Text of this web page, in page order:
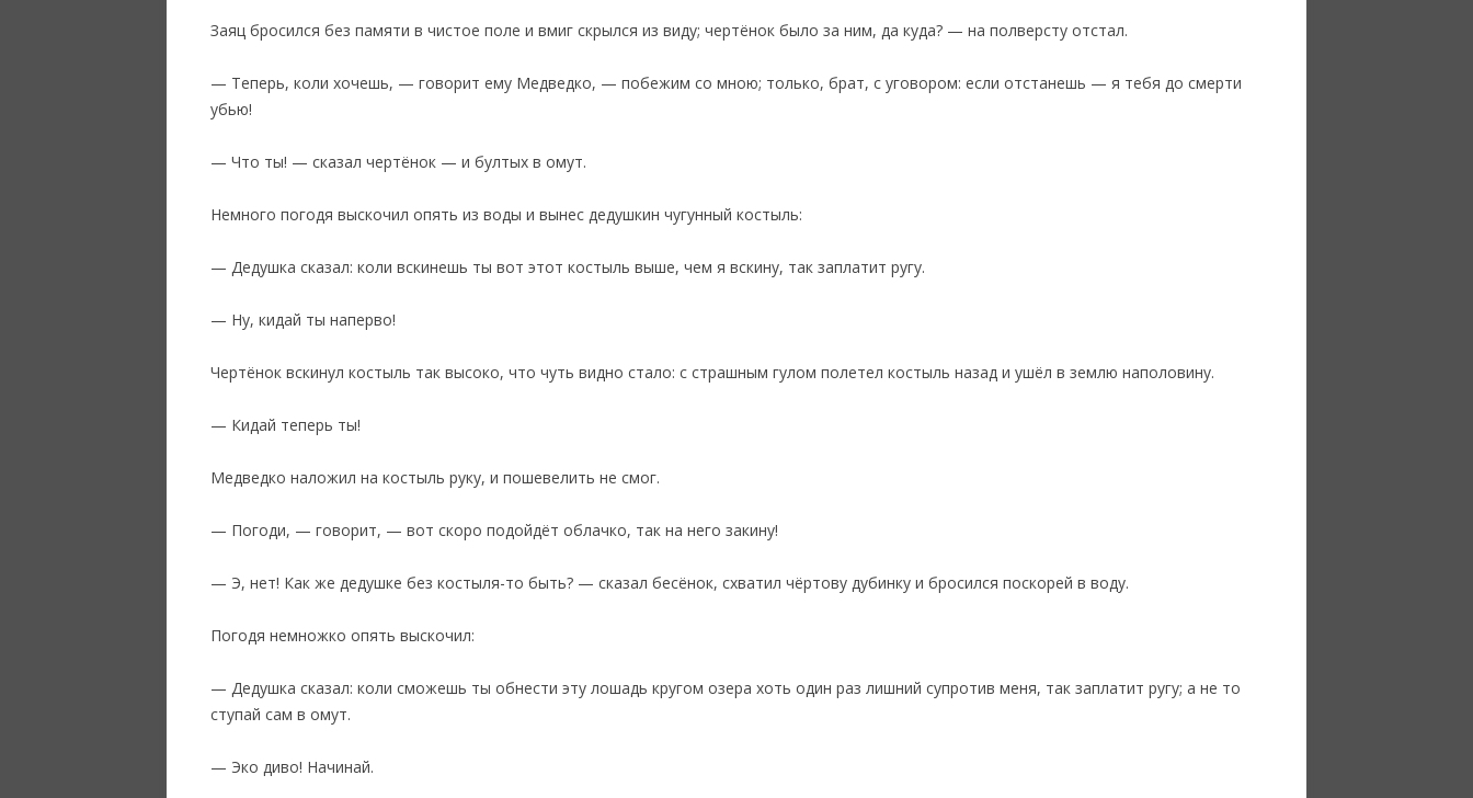
Заяц бросился без памяти в чистое поле и вмиг скрылся из виду; чертёнок было за ним, да куда? — на полверсту отстал.
— Теперь, коли хочешь, — говорит ему Медведко, — побежим со мною; только, брат, с уговором: если отстанешь — я тебя до смерти
убью!
— Что ты! — сказал чертёнок — и бултых в омут.
‎Немного погодя выскочил опять из воды и вынес дедушкин чугунный костыль:
— Дедушка сказал: коли вскинешь ты вот этот костыль выше, чем я вскину, так заплатит ругу.
— Ну, кидай ты наперво!
Чертёнок вскинул костыль так высоко, что чуть видно стало: с страшным гулом полетел костыль назад и ушёл в землю наполовину.
— Кидай теперь ты!
Медведко наложил на костыль руку, и пошевелить не смог.
— Погоди, — говорит, — вот скоро подойдёт облачко, так на него закину!
— Э, нет! Как же дедушке без костыля-то быть? — сказал бесёнок, схватил чёртову дубинку и бросился поскорей в воду.
‎Погодя немножко опять выскочил:
— Дедушка сказал: коли сможешь ты обнести эту лошадь кругом озера хоть один раз лишний супротив меня, так заплатит ругу; а не то
ступай сам в омут.
— Эко диво! Начинай.